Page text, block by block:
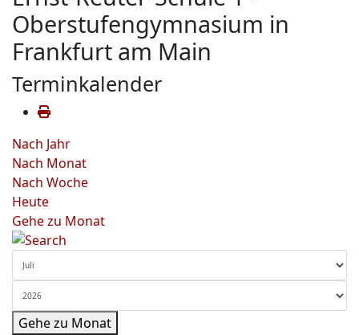
Oberstufengymnasium in
Frankfurt am Main
Terminkalender
Nach Jahr
Nach Monat
Nach Woche
Heute
Gehe zu Monat
Gehe zu Monat